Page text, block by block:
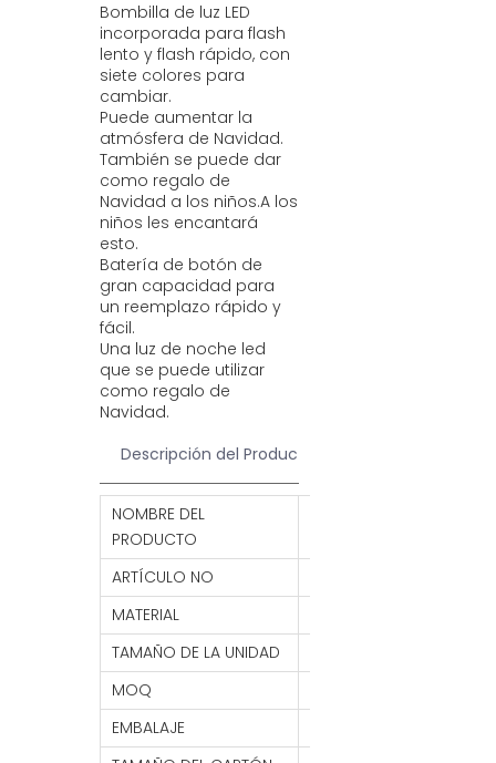
Bombilla de luz LED
incorporada para flash
lento y flash rápido, con
siete colores para
cambiar.
Puede aumentar la
atmósfera de Navidad.
También se puede dar
como regalo de
Navidad a los niños.A los
niños les encantará
esto.
Batería de botón de
gran capacidad para
un reemplazo rápido y
fácil.
Una luz de noche led
que se puede utilizar
como regalo de
Navidad.
Descripción del Producto
NOMBRE DEL
PRODUCTO
ARTÍCULO NO
MATERIAL
TAMAÑO DE LA UNIDAD
MOQ
EMBALAJE